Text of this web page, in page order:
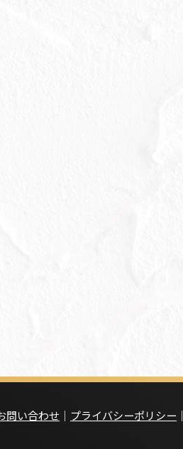
問い合わせ ｜ プライバシーポリシー ｜